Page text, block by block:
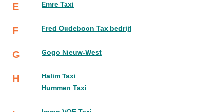
E Emre Taxi
F Fred Oudeboon Taxibedrijf
G Gogo Nieuw-West
H
Halim Taxi
Hummen Taxi